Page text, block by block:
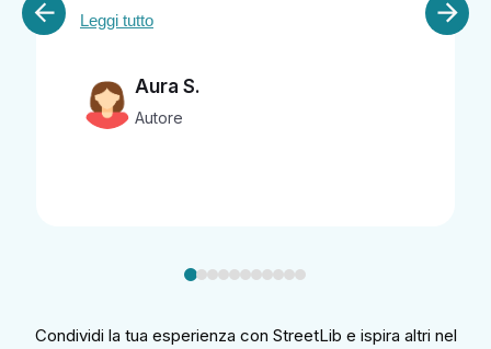
meglio di come
Sicuramente
sia a chi ha le
prepare tutto da solo, sia
loro servizi
Leggi tutto
Condividi la tua esperienza con StreetLib e ispira altri nel